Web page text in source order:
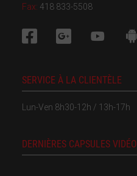
Fax: 418 833-5508
SERVICE À LA CLIENTÈLE
Lun-Ven 8h30-12h / 13h-17h
DERNIÈRES CAPSULES VIDÉO